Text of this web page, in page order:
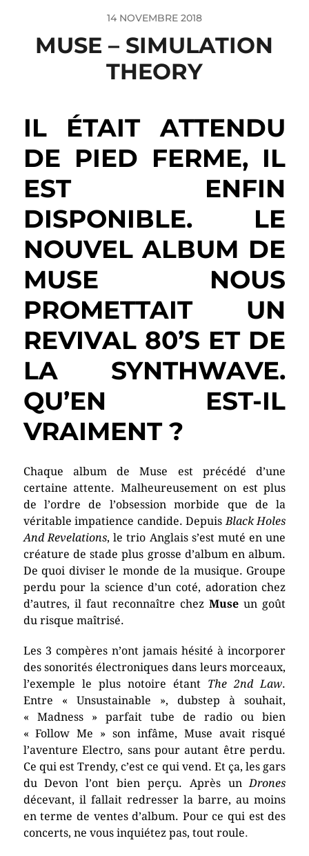
14 NOVEMBRE 2018
MUSE – SIMULATION
THEORY
IL ÉTAIT ATTENDU
DE PIED FERME, IL
EST ENFIN
DISPONIBLE. LE
NOUVEL ALBUM DE
MUSE NOUS
PROMETTAIT UN
REVIVAL 80’S ET DE
LA SYNTHWAVE.
QU’EN EST-IL
VRAIMENT ?
Chaque album de Muse est précédé d’une
certaine attente. Malheureusement on est plus
de l’ordre de l’obsession morbide que de la
véritable impatience candide. DepuisBlack Holes
And Revelations, le trio Anglais s’est muté en une
créature de stade plus grosse d’album en album.
De quoi diviser le monde de la musique. Groupe
perdu pour la science d’un coté, adoration chez
d’autres, il faut reconnaître chezMuse un goût
du risque maîtrisé.
Les 3 compères n’ont jamais hésité à incorporer
des sonorités électroniques dans leurs morceaux,
l’exemple le plus notoire étant The 2nd Law.
Entre « Unsustainable », dubstep à souhait,
« Madness » parfait tube de radio ou bien
« Follow Me » son infâme, Muse avait risqué
l’aventure Electro, sans pour autant être perdu.
Ce qui est Trendy, c’est ce qui vend. Et ça, les gars
du Devon l’ont bien perçu. Après unDrones
décevant, il fallait redresser la barre, au moins
en terme de ventes d’album. Pour ce qui est des
concerts, ne vous inquiétez pas, tout roule.